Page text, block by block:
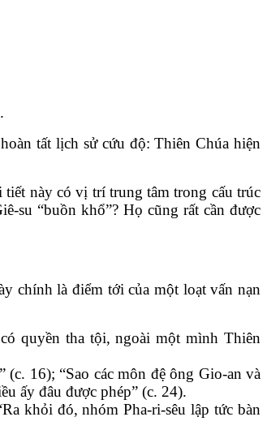
tất lịch sử cứu độ: Thiên Chúa hiện
này có vị trí trung tâm trong cấu trúc
su “buồn khổ”? Họ cũng rất cần được
chính là điểm tới của một loạt vấn nạn
quyền tha tội, ngoài một mình Thiên
16); “Sao các môn đệ ông Gio-an và
ấy đâu được phép” (c. 24).
khỏi đó, nhóm Pha-ri-sêu lập tức bàn